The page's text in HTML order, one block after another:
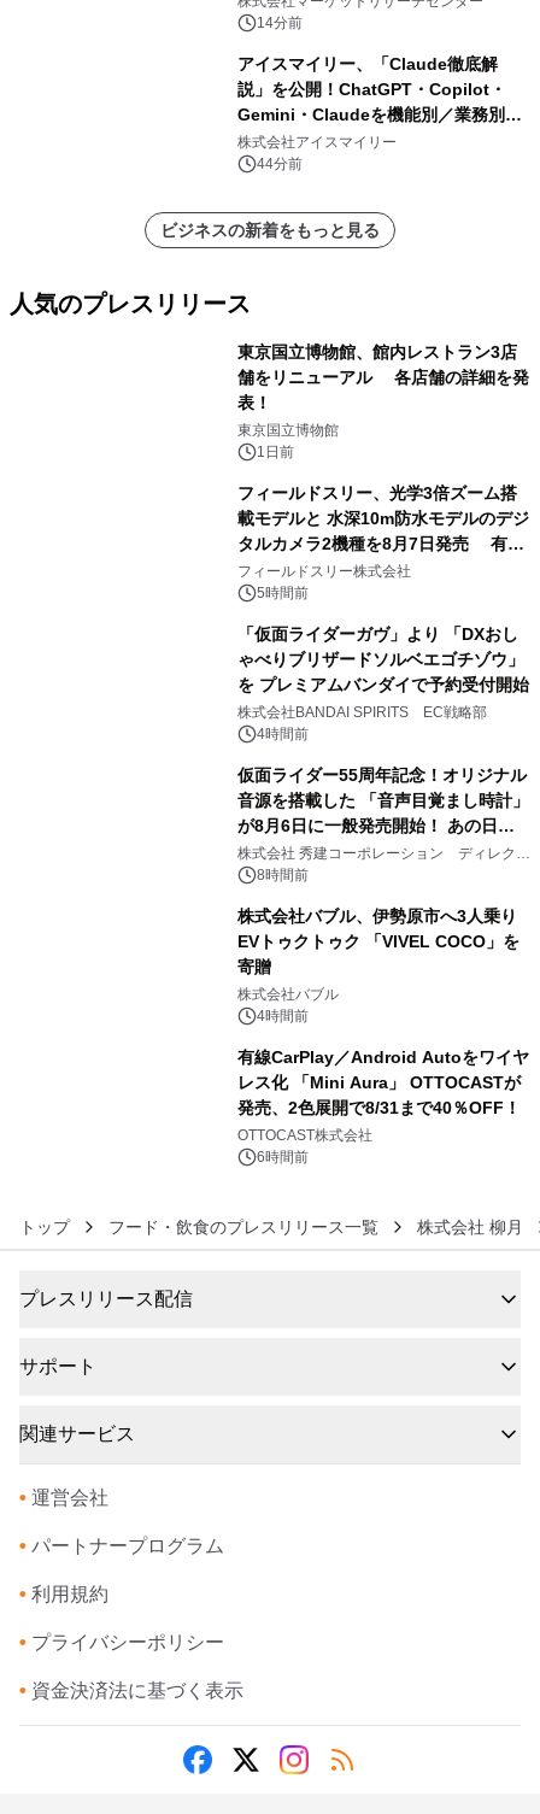
14分前
アイスマイリー、「Claude徹底解
説」を公開！ChatGPT・Copilot・
Gemini・Claudeを機能別／業務別に
比較―自社に合う生成AIの選び方がわ
かる実践ガイド
株式会社アイスマイリー
44分前
ビジネスの新着をもっと見る
人気のプレスリリース
東京国立博物館、館内レストラン3店
舗をリニューアル 各店舗の詳細を発
表！
東京国立博物館
1日前
フィールドスリー、光学3倍ズーム搭
載モデルと 水深10m防水モデルのデジ
タルカメラ2機種を8月7日発売 有効
約1300万画素、用途別に選べるコンデ
ジ新登場
フィールドスリー株式会社
5時間前
「仮面ライダーガヴ」より 「DXおし
ゃべりブリザードソルベエゴチゾウ」
を プレミアムバンダイで予約受付開始
株式会社BANDAI SPIRITS EC戦略部
4時間前
仮面ライダー55周年記念！オリジナル
音源を搭載した 「音声目覚まし時計」
が8月6日に一般発売開始！ あの日の
大興奮が今甦る
株式会社 秀建コーポレーション ディレクト
アートギャラリー
8時間前
株式会社バブル、伊勢原市へ3人乗り
EVトゥクトゥク 「VIVEL COCO」を
寄贈
株式会社バブル
4時間前
有線CarPlay／Android Autoをワイヤ
レス化 「Mini Aura」 OTTOCASTが
発売、2色展開で8/31まで40％OFF！
OTTOCAST株式会社
6時間前
トップ フード・飲食のプレスリリース一覧 株式会社 柳月
プレスリリース配信
サポート
関連サービス
• 運営会社
• パートナープログラム
• 利用規約
• プライバシーポリシー
• 資金決済法に基づく表示